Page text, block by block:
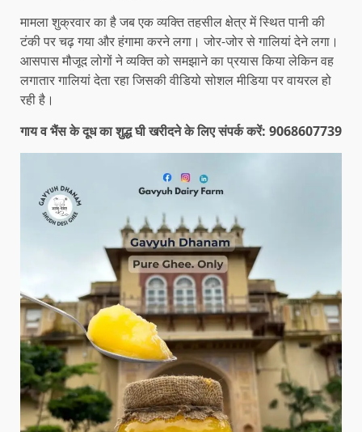
मामला शुक्रवार का है जब एक व्यक्ति तहसील क्षेत्र में स्थित पानी की
टंकी पर चढ़ गया और हंगामा करने लगा। जोर-जोर से गालियां देने लगा।
आसपास मौजूद लोगों ने व्यक्ति को समझाने का प्रयास किया लेकिन वह
लगातार गालियां देता रहा जिसकी वीडियो सोशल मीडिया पर वायरल हो
रही है।
गाय व भैंस के दूध का शुद्ध घी खरीदने के लिए संपर्क करें: 9068607739